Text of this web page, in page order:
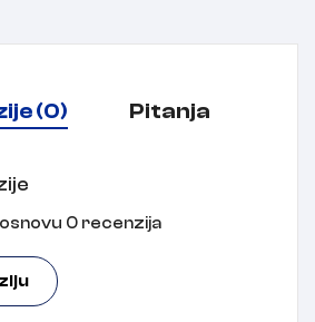
(0) Pitanja
osnovu 0 recenzija